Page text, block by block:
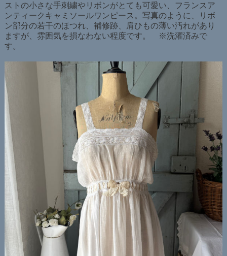
ストの小さな手刺繍やリボンがとても可愛い、フランスア
ンティークキャミソールワンピース。写真のように、リボ
ン部分の若干のほつれ、補修跡、肩ひもの薄い汚れがあり
ますが、雰囲気を損なわない程度です。 ※洗濯済みで
す。